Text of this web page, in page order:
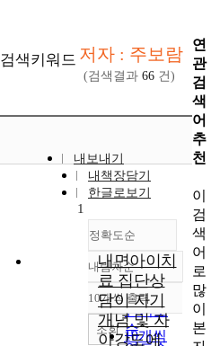
검색키워드 저자 : 주보람
(검색결과 66 건)
내보내기
내책장담기
한글로보기
정확도순
정확도
순
인기도
순
내림차순
내림차순
10개씩 출력
10개씩
조회
1
내면아이치
료 집단상
담이 자기
개념 및 자
아강도에
연
관
검
색
어
추
천
이
검
색
어
로
많
이
본